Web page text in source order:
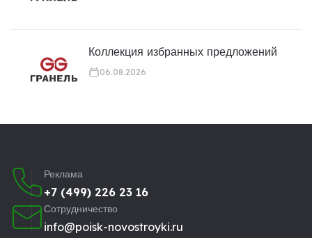
Коллекция избранных предложений
06.08.2026
Реклама
+7 (499) 226 23 16
Сотрудничество
info@poisk-novostroyki.ru